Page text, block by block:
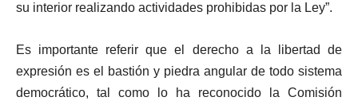
su interior realizando actividades prohibidas por la Ley”.
Es importante referir que el derecho a la libertad de
expresión es el bastión y piedra angular de todo sistema
democrático, tal como lo ha reconocido la Comisión